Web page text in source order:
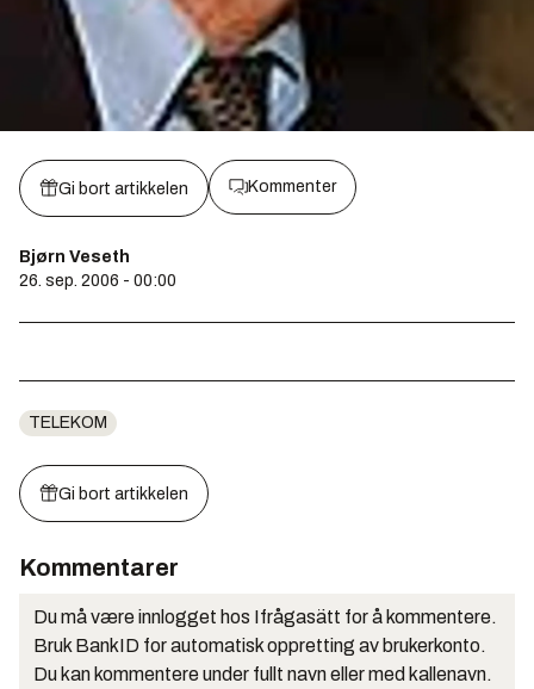
Gi bort artikkelen Kommenter
Bjørn Veseth
26. sep. 2006 - 00:00
TELEKOM
Gi bort artikkelen
Kommentarer
Du må være innlogget hos Ifrågasätt for å kommentere.
Bruk BankID for automatisk oppretting av brukerkonto.
Du kan kommentere under fullt navn eller med kallenavn.